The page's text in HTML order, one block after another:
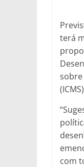
terá
sobre
com